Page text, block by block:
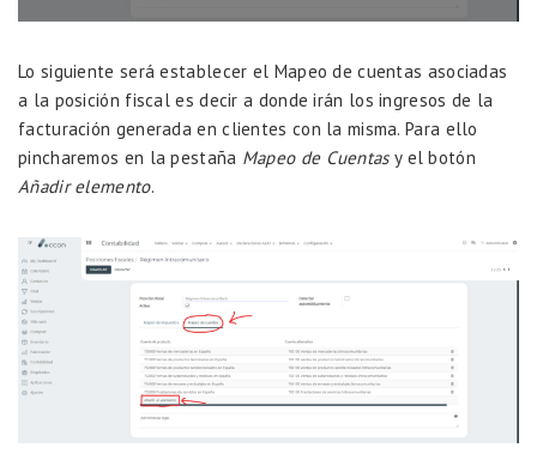
Lo siguiente será establecer el Mapeo de cuentas asociadas
a la posición fiscal es decir a donde irán los ingresos de la
facturación generada en clientes con la misma. Para ello
pincharemos en la pestaña Mapeo de Cuentasy el botón
Añadir elemento.